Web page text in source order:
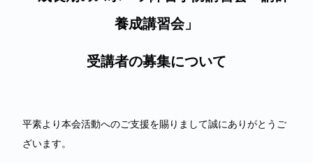
養成講習会」
受講者の募集について
平素より本会活動へのご支援を賜りまして誠にありがとうご
ざいます。